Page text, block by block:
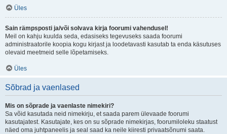
Üles
Sain rämpsposti ja/või solvava kirja foorumi vahendusel!
Meil on kahju kuulda seda, edasiseks tegevuseks saada foorumi
administraatorile koopia kogu kirjast ja loodetavasti kasutab ta enda käsutuses
olevaid meetmeid selle lõpetamiseks.
Üles
Sõbrad ja vaenlased
Mis on sõprade ja vaenlaste nimekiri?
Sa võid kasutada neid nimekirju, et saada parem ülevaade foorumi
kasutajatest. Kasutajate, kes on su sõprade nimekirjas, foorumiloleku staatust
näed oma juhtpaneelis ja seal saad ka neile kiiresti privaatsõnumi saata.